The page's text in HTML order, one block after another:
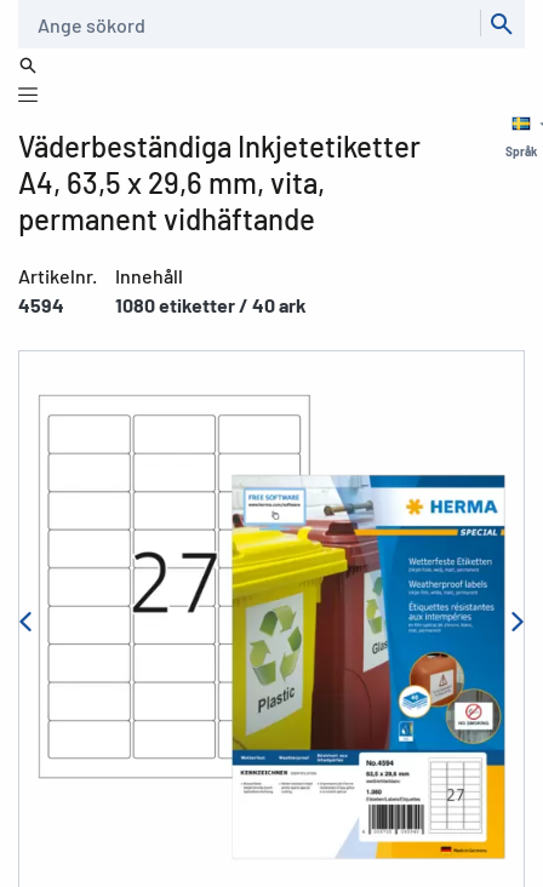
Språk
Väderbeständiga Inkjetetiketter
A4, 63,5 x 29,6 mm, vita,
permanent vidhäftande
Artikelnr.
4594
Innehåll
1080 etiketter / 40 ark